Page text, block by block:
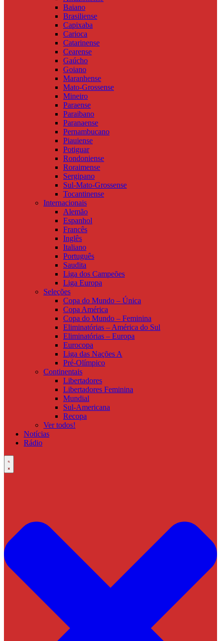
Baiano
Brasiliense
Capixaba
Carioca
Catarinense
Cearense
Gaúcho
Goiano
Maranhense
Mato-Grossense
Mineiro
Paraense
Paraibano
Paranaense
Pernambucano
Piauiense
Potiguar
Rondoniense
Roraimense
Sergipano
Sul-Mato-Grossense
Tocantinense
Internacionais
Alemão
Espanhol
Francês
Inglês
Italiano
Português
Saudita
Liga dos Campeões
Liga Europa
Seleções
Copa do Mundo – Única
Copa América
Copa do Mundo – Feminina
Eliminatórias – América do Sul
Eliminatórias – Europa
Eurocopa
Liga das Nações A
Pré-Olímpico
Continentais
Libertadores
Libertadores Feminina
Mundial
Sul-Americana
Recopa
Ver todos!
Notícias
Rádio